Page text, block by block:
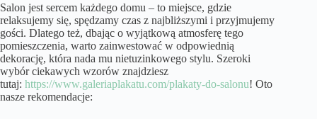
Salon jest sercem każdego domu – to miejsce, gdzie
relaksujemy się, spędzamy czas z najbliższymi i przyjmujemy
gości. Dlatego też, dbając o wyjątkową atmosferę tego
pomieszczenia, warto zainwestować w odpowiednią
dekorację, która nada mu nietuzinkowego stylu. Szeroki
wybór ciekawych wzorów znajdziesz
tutaj: https://www.galeriaplakatu.com/plakaty-do-salonu! Oto
nasze rekomendacje: